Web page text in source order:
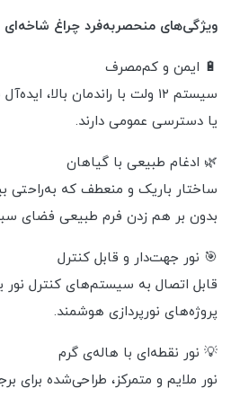
ویژگی‌های منحصر‌به‌فرد چراغ شاخه‌ای 12V:
🔋 ایمن و کم‌مصرف
سیستم ۱۲ ولت با راندمان
یا دسترسی عمومی دارند.
🌿 ادغام طبیعی با گیاهان
ساختار باریک و منعطف که به‌راحتی
بدون بر هم زدن فرم طبیعی فضای
🎯 نور جهت‌دار و قابل کنترل
قابل اتصال به سیستم‌های کنترل نور
پروژه‌های نورپردازی هوشمند.
💡 نور نقطه‌ای با هاله‌ی گرم
نور ملایم و متمرکز، طراحی‌شده برای